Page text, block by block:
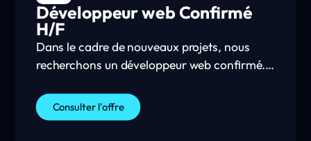
Développeur web Confirmé
H/F
Dans le cadre de nouveaux projets, nous
recherchons un développeur web confirmé.
l’équipe développement de l’agence, au sein
de laquelle tu pourras partager tes
Consulter l'offre